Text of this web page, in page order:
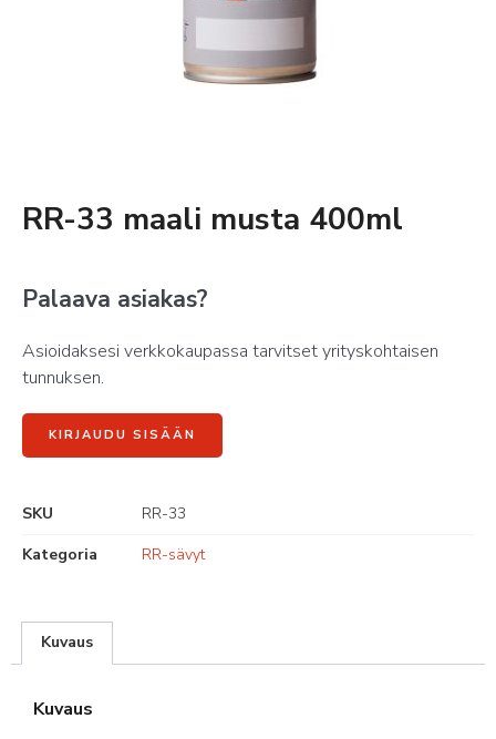
RR-33 maali musta 400ml
Palaava asiakas?
Asioidaksesi verkkokaupassa tarvitset yrityskohtaisen
tunnuksen.
KIRJAUDU SISÄÄN
SKU
RR-33
Kategoria
RR-sävyt
Kuvaus
Kuvaus